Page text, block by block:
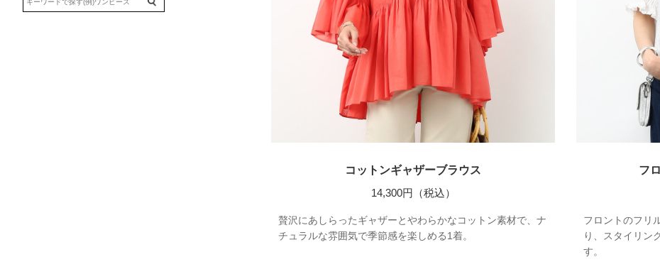
コットンギャザーブラウス
14,300円（税込）
贅沢にあしらったギャザーとやわらかなコットン素材で、ナ
チュラルな雰囲気で季節感を楽しめる1着。
フ
フロントのフリ
り、スタイリン
す。